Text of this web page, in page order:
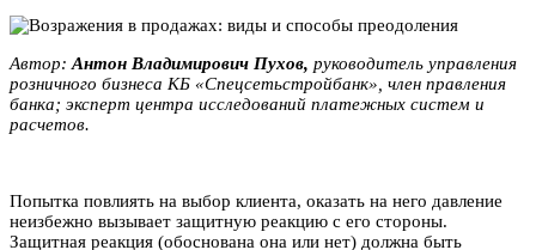
Автор:Aнтoн Влaдимиpoвич Пуxoв, руководитель управления
розничного бизнеса КБ «Спeцcетьстpoйбанк», член правления
банка; эксперт центра исследований платежных систем и
расчетов.
Попытка повлиять на выбор клиента, оказать на него давление
неизбежно вызывает защитную реакцию с его стороны.
Защитная реакция (обоснована она или нет) должна быть